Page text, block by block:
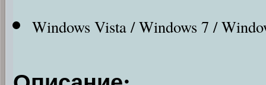
Windows Vista / Windows 7 /